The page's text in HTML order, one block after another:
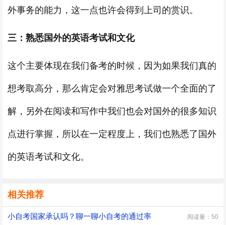
外事务的能力，这一点也许会得到上司的赏识。
三： 熟悉国外的英语考试和文化
这个主要体现在我们备考的时候，因为如果我们真的
想考取高分，那么肯定会对雅思考试做一个全面的了
解，另外在阅读和写作中我们也会对国外的很多知识
点进行掌握，所以在一定程度上，我们也熟悉了国外
的英语考试和文化。
相关推荐
小自考国家承认吗？聊一聊小自考的通过率 阅读量：50